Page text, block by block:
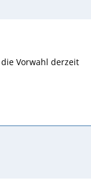
Vorwahl derzeit